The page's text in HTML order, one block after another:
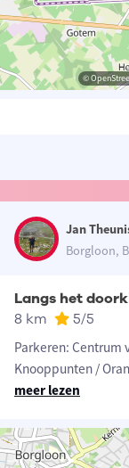
©
Jan
Borgloon,
Langs het
8 km 5/5
Parkeren: Centrum
Knooppunten /
meer lezen